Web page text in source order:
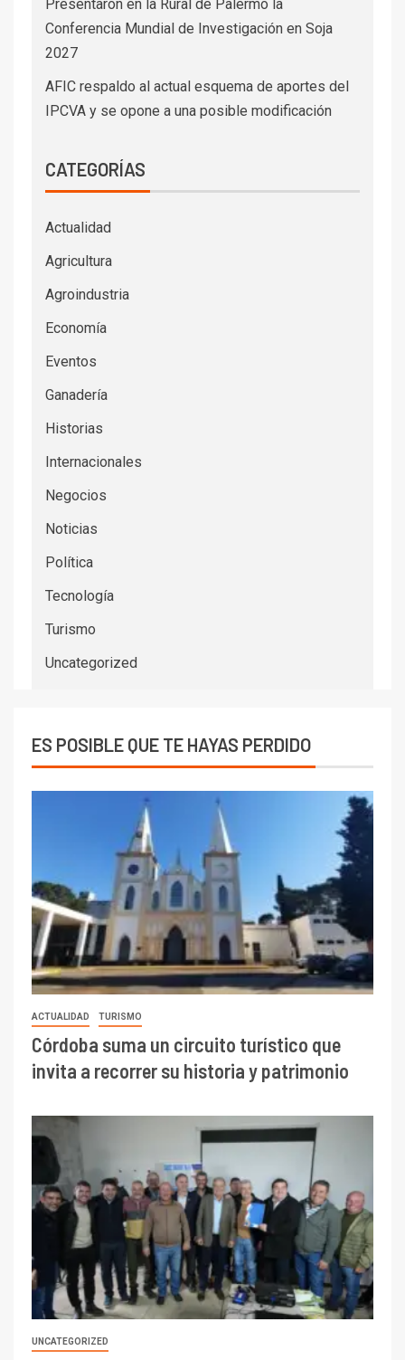
Presentaron en la Rural de Palermo la
Conferencia Mundial de Investigación en Soja
2027
AFIC respaldo al actual esquema de aportes del
IPCVA y se opone a una posible modificación
CATEGORÍAS
Actualidad
Agricultura
Agroindustria
Economía
Eventos
Ganadería
Historias
Internacionales
Negocios
Noticias
Política
Tecnología
Turismo
Uncategorized
ES POSIBLE QUE TE HAYAS PERDIDO
ACTUALIDAD TURISMO
Córdoba suma un circuito turístico que
invita a recorrer su historia y patrimonio
UNCATEGORIZED